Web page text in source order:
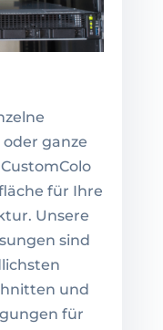
ganze
für Ihre
Unsere
sind
und
für